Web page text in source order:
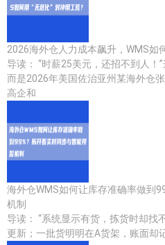
2026海外仓人力成本飙升，WMS如
导读： “时薪25美元，还招不到人！
而是2026年美国佐治亚州某海外仓
高企和
海外仓WMS如何让库存准确率做到
机制
导读： “系统显示有货，拣货时却找
更新；一批货明明在A货架，账面却